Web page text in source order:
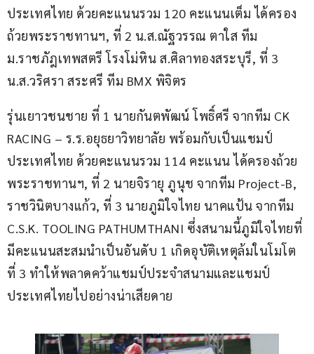
ประเทศไทย ด้วยคะแนนรวม 120 คะแนนเต็ม ได้ครอง
ถ้วยพระราชทานฯ, ที่ 2 น.ส.ณัฐวรรณ ตาใส ทีม
ม.ราชภัฎเทพสตรี โรงโม่หิน ส.ศิลาทองสระบุรี, ที่ 3
น.ส.วริศรา สระศรี ทีม BMX พิจิตร
รุ่นเยาวชนชาย ที่ 1 นายกันตพัฒน์ โพธิ์ศรี จากทีม CK
RACING – ร.ร.อยุธยาวิทยาลัย พร้อมกับเป็นแชมป์
ประเทศไทย ด้วยคะแนนรวม 114 คะแนน ได้ครองถ้วย
พระราชทานฯ, ที่ 2 นายจิรายุ ภูนุช จากทีม Project-B,
ราชวินิตบางแก้ว, ที่ 3 นายภูมิใจไทย นาคแป้น จากทีม
C.S.K. TOOLING PATHUMTHANI ซึ่งสนามนี้ภูมิใจไทยที่
มีคะแนนสะสมนำเป็นอันดับ 1 เกิดอุบัติเหตุล้มในโมโต
ที่ 3 ทำให้พลาดคว้าแชมป์ประจำสนามและแชมป์
ประเทศไทยไปอย่างน่าเสียดาย